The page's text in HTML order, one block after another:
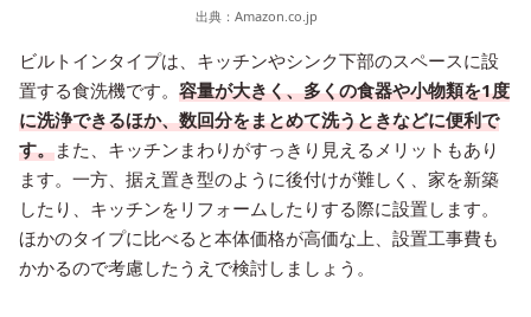
出典： Amazon.co.jp
ビルトインタイプは、キッチンやシンク下部のスペースに設
置する食洗機です。 容量が大きく、多くの食器や小物類を1度
に洗浄できるほか、数回分をまとめて洗うときなどに便利で
す。また、キッチンまわりがすっきり見えるメリットもあり
ます。一方、据え置き型のように後付けが難しく、家を新築
したり、キッチンをリフォームしたりする際に設置します。
ほかのタイプに比べると本体価格が高価な上、設置工事費も
かかるので考慮したうえで検討しましょう。